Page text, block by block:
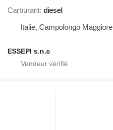
Carburant diesel
Italie, Campolongo Maggiore
ESSEPI s.n.c